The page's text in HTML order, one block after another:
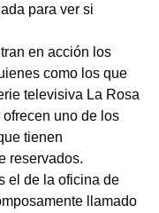
para ver si
en acción los
como los que
televisiva La Rosa
uno de los
tienen
reservados.
el de la oficina de
llamado